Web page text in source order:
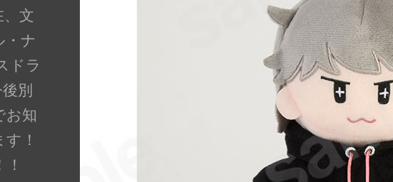
、文
・ナ
ドラ
別
お知
！